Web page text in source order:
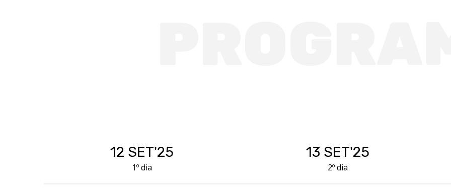
12 SET'25
1º dia
13 SET'25
2º dia